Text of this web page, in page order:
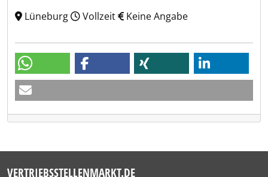
Lüneburg
Vollzeit Keine Angabe
VERTRIEBSSTELLENMARKT.DE